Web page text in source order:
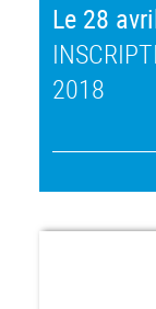
Le 28
2018